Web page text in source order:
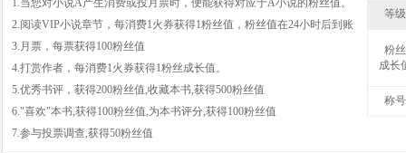
1.当您对小说A产生消费或投月票时，便能获得对应于A小说的粉丝值。
2.阅读VIP小说章节，每消费1火券获得1粉丝值，粉丝值在24小时后到账
3.月票，每票获得100粉丝值
4.打赏作者，每消费1火券获得1粉丝成长值。
5.优秀书评，获得200粉丝值,收藏本书,获得500粉丝值
6."喜欢"本书,获得100粉丝值,为本书评分,获得100粉丝值
7.参与投票调查,获得50粉丝值
等级
粉丝
成长
称号